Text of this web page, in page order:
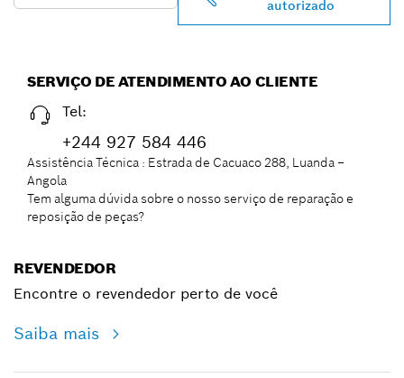
autorizado
SERVIÇO DE ATENDIMENTO AO CLIENTE
Tel:
+244 927 584 446
Assistência Técnica : Estrada de Cacuaco 288, Luanda –
Angola
Tem alguma dúvida sobre o nosso serviço de reparação e
reposição de peças?
REVENDEDOR
Encontre o revendedor perto de você
Saiba mais